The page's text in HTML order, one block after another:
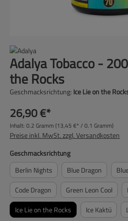
Adalya Tobacco -
the Rocks
Geschmacksrichtung: Ice Lie on the
26,90 €*
Inhalt: 0.2 Gramm (13,45 €* / 0.1 Gramm)
Preise inkl. MwSt. zzgl. Versandkosten
Geschmacksrichtungauswählen
Berlin Nights
Blue Dragon
Code Dragon
Green Leon Cool
Ice Lie on the Rocks
Ice Kaktü